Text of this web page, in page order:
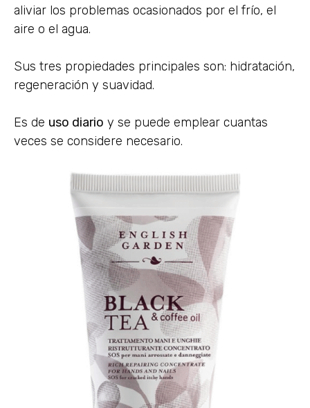
aliviar los problemas ocasionados por el frío, el
aire o el agua.
Sus tres propiedades principales son: hidratación,
regeneración y suavidad.
Es de uso diario y se puede emplear cuantas
veces se considere necesario.